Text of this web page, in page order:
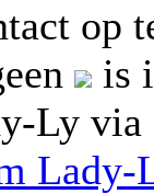
op
is
Ly
Lady-